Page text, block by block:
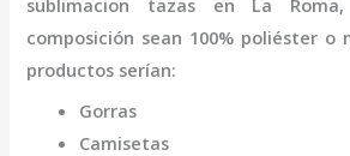
composición sean 100% poliéster o
productos serían:
Gorras
Camisetas